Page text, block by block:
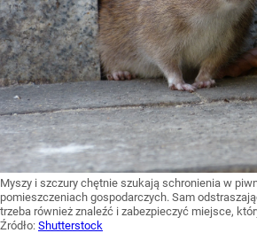
Myszy i szczury chętnie szukają schronienia w
pomieszczeniach gospodarczych. Sam
trzeba również znaleźć i zabezpieczyć miejsce,
Źródło: Shutterstock